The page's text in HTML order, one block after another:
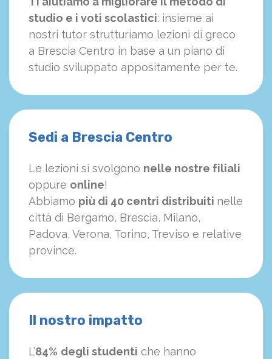
studio e i voti scolastici: insieme ai
nostri tutor strutturiamo lezioni di greco
a Brescia Centro in base a un piano di
studio sviluppato appositamente per te.
Sedi a Brescia Centro
Le lezioni si svolgono nelle nostre filiali
oppure online!
Abbiamo più di 40 centri distribuiti nelle
città di Bergamo, Brescia, Milano,
Padova, Verona, Torino, Treviso e relative
province.
Il nostro impatto
L’84% degli studenti che hanno